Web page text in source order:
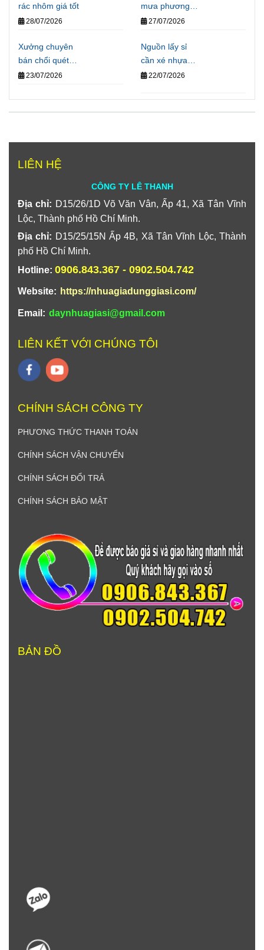
rác nhôm giá tốt
28/07/2026
mưa phương
tiện chất lượng
27/07/2026
Xưởng chuyên
bán chổi quét
nhà giá sỉ
23/07/2026
Nguồn lấy sỉ
cần xé nhựa
các size tại
22/07/2026
LIÊN HỆ
CÔNG TY LÊ THANH
Địa chỉ: D15/26/1D Võ Văn Vân, Ấp 41, Xã Tân Vĩnh
Lộc, Thành phố Hồ Chí Minh.
Địa chỉ: D15/25/15N Ấp 4B, Xã Tân Vĩnh Lộc, Thành
phố Hồ Chí Minh.
Hotline: 0906.843.367 - 0902.504.742
Website: https://nhuagiadunggiasi.com/
Email: daynhuagiasi@gmail.com
LIÊN KẾT VỚI CHÚNG TÔI
CHÍNH SÁCH CÔNG TY
PHƯƠNG THỨC THANH TOÁN
CHÍNH SÁCH VẬN CHUYỂN
CHÍNH SÁCH ĐỔI TRẢ
CHÍNH SÁCH BẢO MẬT
BẢN ĐỒ